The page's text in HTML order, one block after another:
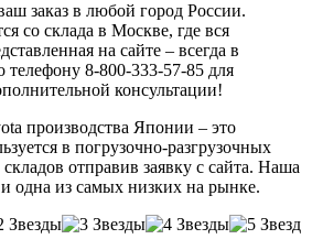
заказ в любой город России.
со склада в Москве, где вся
на сайте – всегда в
8-800-333-57-85 для
консультации!
производства Японии – это
в погрузочно-разгрузочных
отправив заявку с сайта. Наша
и одна из самых низких на рынке.